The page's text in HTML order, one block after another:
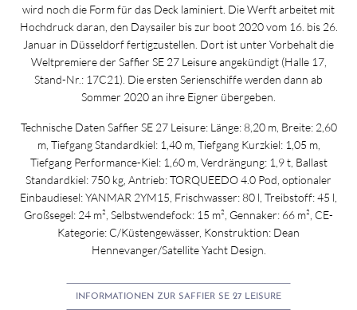
wird noch die Form für das Deck laminiert. Die Werft arbeitet mit
Hochdruck daran, den Daysailer bis zur boot 2020 vom 16. bis 26.
Januar in Düsseldorf fertigzustellen. Dort ist unter Vorbehalt die
Weltpremiere der Saffier SE 27 Leisure angekündigt (Halle 17,
Stand-Nr.: 17C21). Die ersten Serienschiffe werden dann ab
Sommer 2020 an ihre Eigner übergeben.
Technische Daten Saffier SE 27 Leisure: Länge: 8,20 m, Breite: 2,60
m, Tiefgang Standardkiel: 1,40 m, Tiefgang Kurzkiel: 1,05 m,
Tiefgang Performance-Kiel: 1,60 m, Verdrängung: 1,9 t, Ballast
Standardkiel: 750 kg, Antrieb: TORQUEEDO 4.0 Pod, optionaler
Einbaudiesel: YANMAR 2YM15, Frischwasser: 80 l, Treibstoff: 45 l,
Großsegel: 24 m², Selbstwendefock: 15 m², Gennaker: 66 m², CE-
Kategorie: C/Küstengewässer, Konstruktion: Dean
Hennevanger/Satellite Yacht Design.
INFORMATIONEN ZUR SAFFIER SE 27 LEISURE